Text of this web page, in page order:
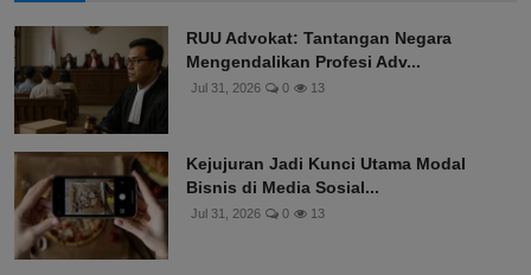
RUU Advokat: Tantangan Negara
Mengendalikan Profesi Adv...
Jul 31, 2026 0 13
Kejujuran Jadi Kunci Utama Modal
Bisnis di Media Sosial...
Jul 31, 2026 0 13